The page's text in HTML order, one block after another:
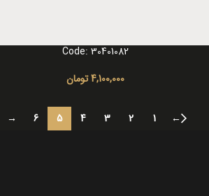
Code: 30401082
4,100,000 تومان
←
1
2
3
4
5
6
→